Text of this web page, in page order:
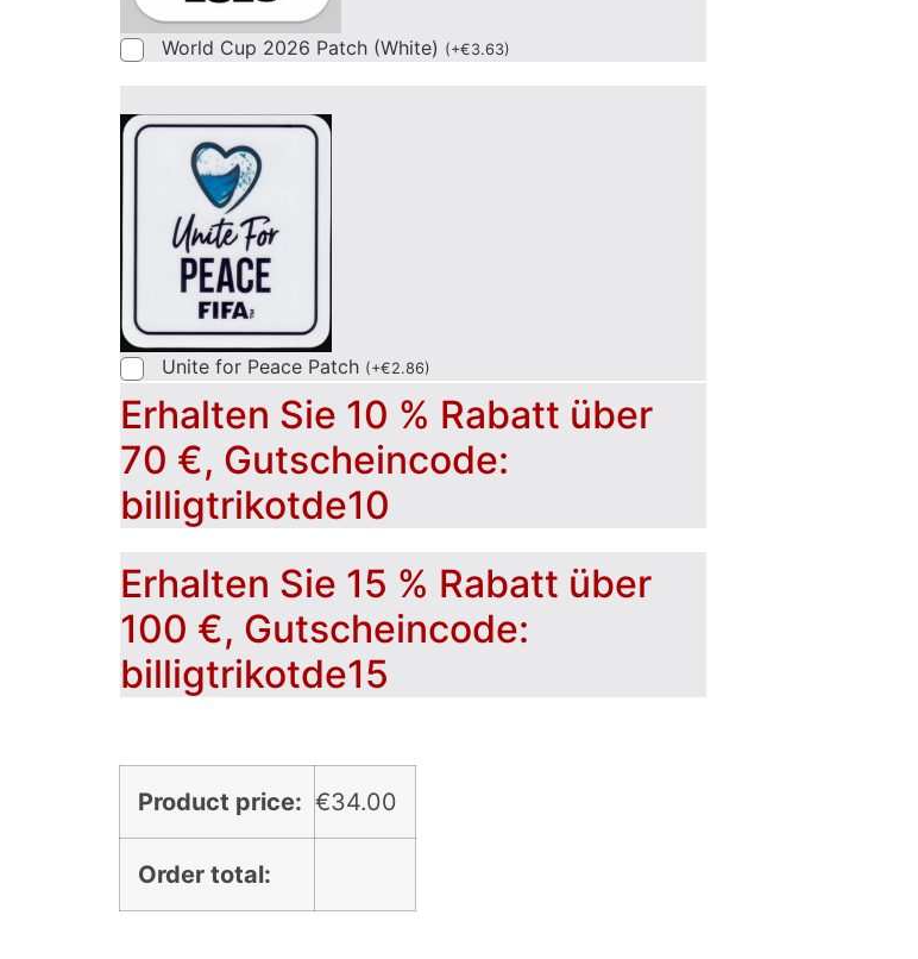
World Cup 2026 Patch (White) (+€3.63)
Unite for Peace Patch (+€2.86)
Erhalten Sie 10 % Rabatt über
70 €, Gutscheincode:
billigtrikotde10
Erhalten Sie 15 % Rabatt über
100 €, Gutscheincode:
billigtrikotde15
Product price: €34.00
Order total: